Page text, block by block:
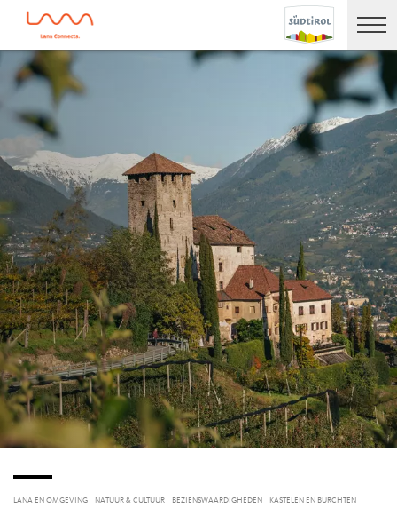
LANA EN OMGEVING NATUUR & CULTUUR BEZIENSWAARDIGHEDEN KASTELEN EN BURCHTEN